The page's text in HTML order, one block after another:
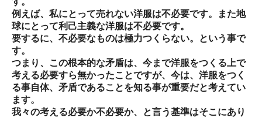
例えば、私にとって売れない洋服は不必要です。また地
球にとって利己主義な洋服は不必要です。
要するに、不必要なものは極力つくらない。という事で
す。
つまり、この根本的な矛盾は、今まで洋服をつくる上で
考える必要すら無かったことですが、今は、洋服をつく
る事自体、矛盾であることを知る事が重要だと考えてい
ます。
我々の考える必要か不必要か、と言う基準はそこにあり